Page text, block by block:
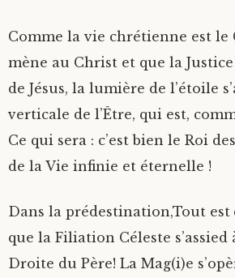
Comme la vie chrétienne est le
mène au Christ et que la
de Jésus, la lumière de l’étoile
verticale de l’Être, qui est,
Ce qui sera : c’est bien le Roi
de la Vie infinie et éternelle !
Dans la prédestination,Tout est
que la Filiation Céleste
Droite du Père! La Mag(i)e